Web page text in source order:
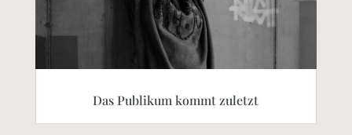
Das Publikum kommt zuletzt